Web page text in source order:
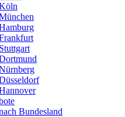
Bundesland